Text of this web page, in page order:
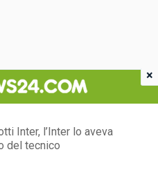
Inter, l’Inter lo aveva
del tecnico
×